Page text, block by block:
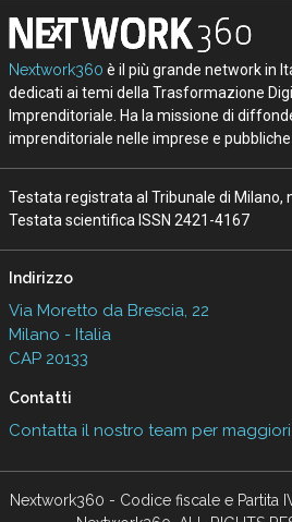
Nextwork360 è il più grande network in
dedicati ai temi della Trasformazione
Imprenditoriale. Ha la missione di
imprenditoriale nelle imprese e
Testata registrata al Tribunale di Milano,
Testata scientifica ISSN 2421-4167
Indirizzo
Via Moretto da Brescia, 22
Milano - Italia
CAP 20133
Contatti
Contatta il nostro team per
Nextwork360 - Codice fiscale e Partita